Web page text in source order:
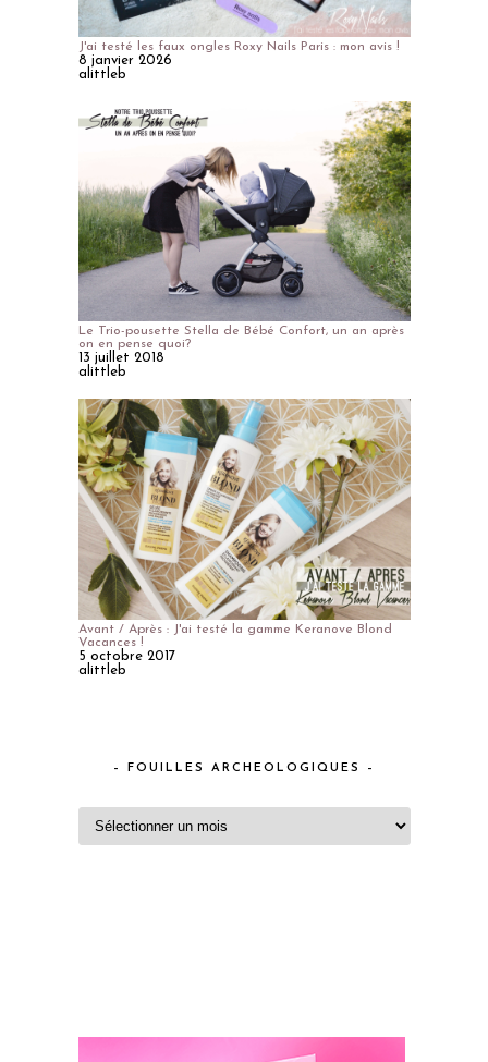
J'ai testé les faux ongles Roxy Nails Paris : mon avis !
8 janvier 2026
alittleb
Le Trio-pousette Stella de Bébé Confort, un an après
on en pense quoi?
13 juillet 2018
alittleb
Avant / Après : J'ai testé la gamme Keranove Blond
Vacances !
5 octobre 2017
alittleb
– FOUILLES ARCHEOLOGIQUES –